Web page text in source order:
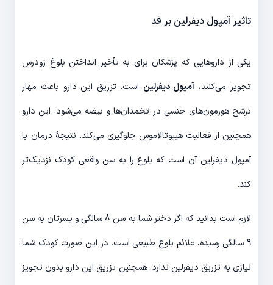
تاثیر آمپول دیفرلین بر قد
یکی از داروهایی که پزشکان برای به تأخیر انداختن بلوغ زودرس
تجویز می‌کنند، آمپول دیفرلین است. تزریق این دارو باعث مهار
ترشح هورمون‌های جنسی در تخمدان‌ها و بیضه می‌شود. این دارو
همچنین از فعالیت هیپوتالاموس جلوگیری می‌کند. نتیجۀ درمان با
آمپول دیفرلین آن است که بلوغ را به سن واقعی کودک نزدیک‌تر
کند.
لازم است بدانید که اگر دختر شما به سن 8 سالگی و پسرتان به سن
9 سالگی رسیده، علائم بلوغ طبیعی است. در این صورت کودک شما
نیازی به تزریق دیفرلین ندارد. همچنین تزریق این دارو بدون تجویز